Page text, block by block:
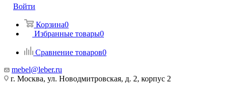
Войти
Корзина0
Избранные товары0
Сравнение товаров0
mebel@leber.ru
г. Москва, ул. Новодмитровская, д. 2, корпус 2